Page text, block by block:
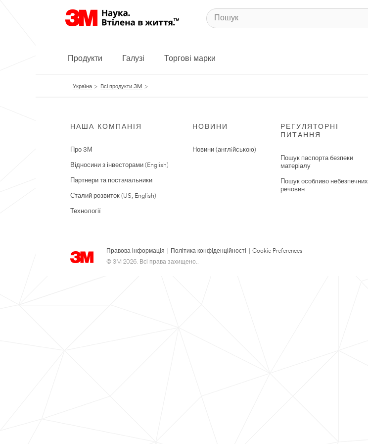
Продукти Галузі Торгові марки
Україна Всі продукти 3M
НАША КОМПАНІЯ
Про 3М
Відносини з інвесторами (English)
Партнери та постачальники
Сталий розвиток (US, English)
Технології
НОВИНИ
Новини (англiйською)
РЕГУЛЯТОРНІ
ПИТАННЯ
Пошук паспорта безпеки
матеріалу
Пошук особливо небезпечних
речовин
Правова інформація Політика конфіденційності
Cookie Preferences
© 3M 2026. Всі права захищено..